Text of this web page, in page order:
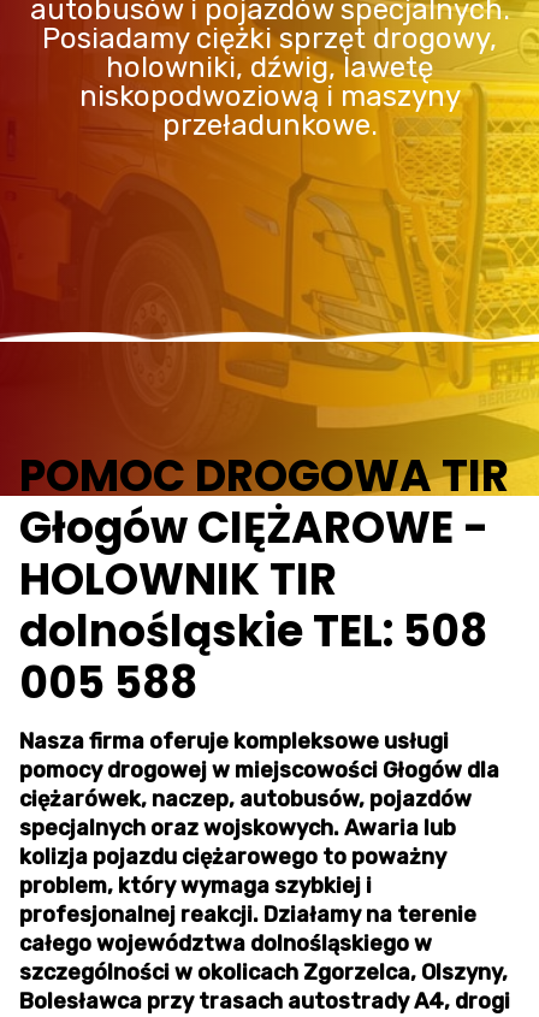
autobusów i pojazdów specjalnych.
Posiadamy ciężki sprzęt drogowy,
holowniki, dźwig, lawetę
niskopodwoziową i maszyny
przeładunkowe.
POMOC DROGOWA TIR
Głogów CIĘŻAROWE -
HOLOWNIK TIR
dolnośląskie TEL: 508
005 588
Nasza firma oferuje kompleksowe usługi
pomocy drogowej w miejscowości Głogów dla
ciężarówek, naczep, autobusów, pojazdów
specjalnych oraz wojskowych. Awaria lub
kolizja pojazdu ciężarowego to poważny
problem, który wymaga szybkiej i
profesjonalnej reakcji. Działamy na terenie
całego województwa dolnośląskiego w
szczególności w okolicach Zgorzelca, Olszyny,
Bolesławca przy trasach autostrady A4, drogi